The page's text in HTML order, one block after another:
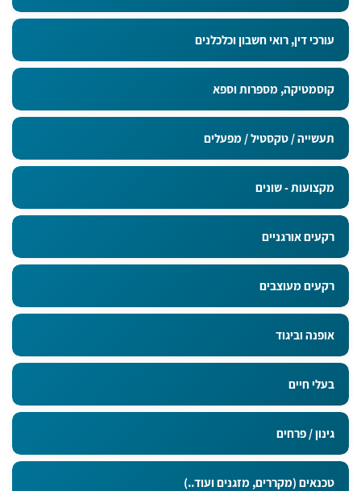
עורכי דין, רואי חשבון וכלכלנים
קוסמטיקה, מספרות וספא
תעשייה / טקסטיל / מפעלים
מקצועות - שונים
רקעים אורגניים
רקעים מעוצבים
אופנה וביגוד
בעלי חיים
גינון / פרחים
טכנאים (מקררים, מזגנים ועוד..)